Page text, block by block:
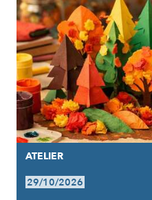
ATELIER
29/10/2026